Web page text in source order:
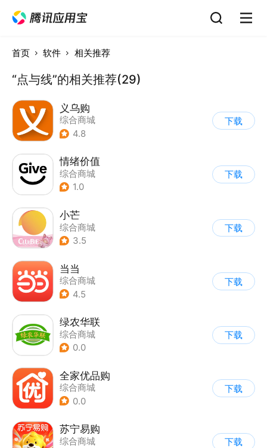
首页 软件 相关推荐
“点与线”的相关推荐(29)
义乌购
综合商城
4.8
下载
情绪价值
综合商城
1.0
下载
小芒
综合商城
3.5
下载
当当
综合商城
4.5
下载
绿农华联
综合商城
0.0
下载
全家优品购
综合商城
0.0
下载
苏宁易购
综合商城
下载